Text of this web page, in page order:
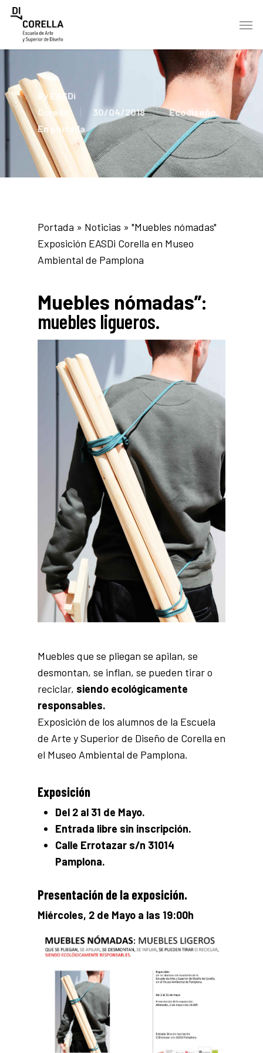
Skip
Menu
ByEASDi
Corella
30/04/2018 Ecodiseño,
En portada
Portada » Noticias » "Muebles nómadas"
Exposición EASDi Corella en Museo
Ambiental de Pamplona
Muebles nómadas”:
muebles ligueros.
Muebles que se pliegan se apilan, se
desmontan, se inflan, se pueden tirar o
reciclar, siendo ecológicamente
responsables.
Exposición de los alumnos de la Escuela
de Arte y Superior de Diseño de Corella en
el Museo Ambiental de Pamplona.
Exposición
Del 2 al 31 de Mayo.
Entrada libre sin inscripción.
Calle Errotazar s/n 31014
Pamplona.
Presentación de la exposición.
Miércoles, 2 de Mayo a las 19:00h